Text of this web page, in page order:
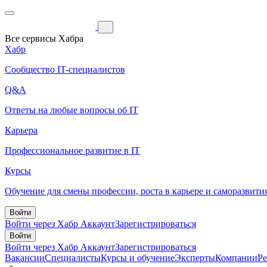
Все сервисы Хабра
Хабр
Сообщество IT-специалистов
Q&A
Ответы на любые вопросы об IT
Карьера
Профессиональное развитие в IT
Курсы
Обучение для смены профессии, роста в карьере и
Войти
Войти через Хабр АккаунтЗарегистрироваться
Войти
Войти через Хабр АккаунтЗарегистрироваться
ВакансииСпециалистыКурсы и обучениеЭкспертыКомпании